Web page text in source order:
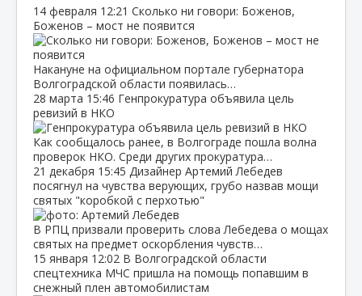
14 февраля 12:21 Сколько ни говори: Боженов,
Боженов – мост не появится
Накануне на официальном портале губернатора
Волгоградской области появилась…
28 марта 15:46 Генпрокуратура объявила цель
ревизий в НКО
Как сообщалось ранее, в Волгограде пошла волна
проверок НКО. Среди других прокуратура…
21 декабря 15:45 Дизайнер Артемий Лебедев
посягнул на чувства верующих, грубо назвав мощи
святых "коробкой с перхотью"
В РПЦ призвали проверить слова Лебедева о мощах
святых на предмет оскорбления чувств…
15 января 12:02 В Волгоградской области
спецтехника МЧС пришла на помощь попавшим в
снежный плен автомобилистам